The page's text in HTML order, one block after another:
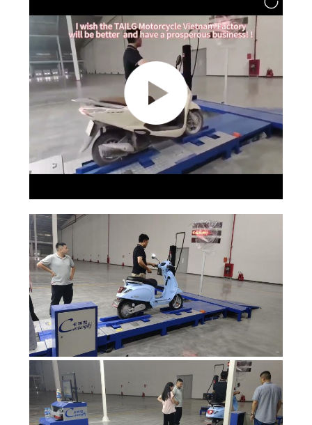
خريطة
الموقع
سياسة
الخصوصية